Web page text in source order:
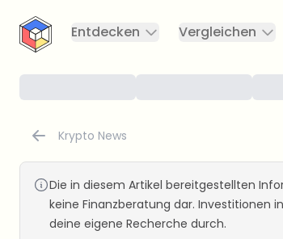
CryptoTicker
Entdecken
Vergleichen
Krypto News
Die in diesem Artikel bereitgestellten
keine Finanzberatung dar. Investitionen
deine eigene Recherche durch.